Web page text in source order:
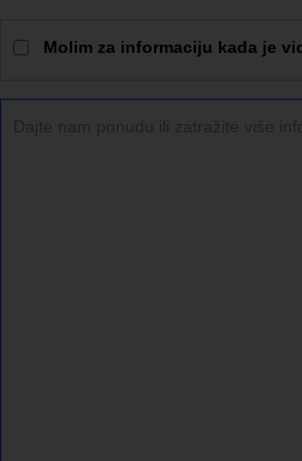
Molim za informaciju kada je